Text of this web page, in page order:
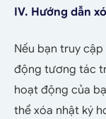
IV. Hướng dẫn
Nếu bạn truy
động tương tác
hoạt động của
thể xóa nhật ký